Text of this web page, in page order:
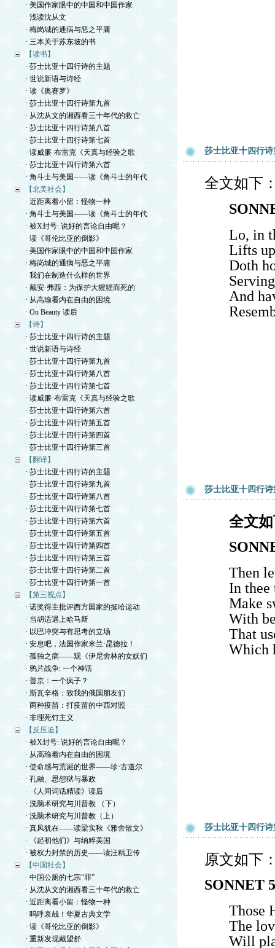
· 美国作家眼中的中国和中国作家
· 浅读沈从文
· 梅岗城的通病与恶之平庸
· 三本关于苏东坡的书
【读书】
· 莎士比亚十四行诗的主题
· 世说新语与诗经
· 读《奥赛罗》
· 莎士比亚十四行诗第九首
· 从沈从文的湘西看三十年代的救亡
· 莎士比亚十四行诗第八首
· 莎士比亚十四行诗第七首
· 读威廉·布雷克《天真与经验之歌
· 莎士比亚十四行诗第六首
· 角斗士与美国——读《角斗士的年代
【北美社会】
· 近距离看小留：怪物一种
· 角斗士与美国——读《角斗士的年代
· 被X封号: 说好的言论自由呢？
· 读《哥伦比亚的倒影》
· 美国作家眼中的中国和中国作家
· 梅岗城的通病与恶之平庸
· 我们在制造什么样的世界
· 戴安·弗西：为保护大猩猩而死的
· 从高瑜看内在自由的困境
· On Beauty 读后
【诗】
· 莎士比亚十四行诗的主题
· 世说新语与诗经
· 莎士比亚十四行诗第九首
· 莎士比亚十四行诗第八首
· 莎士比亚十四行诗第七首
· 读威廉·布雷克《天真与经验之歌
· 莎士比亚十四行诗第六首
· 莎士比亚十四行诗第五首
· 莎士比亚十四行诗第四首
· 莎士比亚十四行诗第三首
【翻译】
· 莎士比亚十四行诗的主题
· 莎士比亚十四行诗第九首
· 莎士比亚十四行诗第八首
· 莎士比亚十四行诗第七首
· 莎士比亚十四行诗第六首
· 莎士比亚十四行诗第五首
· 莎士比亚十四行诗第四首
· 莎士比亚十四行诗第三首
· 莎士比亚十四行诗第二首
· 莎士比亚十四行诗第一首
【第三视点】
· 诺奖得主批评西方国家的挺哈运动
· 当胡适遇上哈马斯
· 以巴冲突与有思考的立场
· 安息吧，法国作家米兰·昆德拉！
· 孤独之病——观《伊尼舍林的女妖们
· 鸦片战争: 一个神话
· 普京：一个疯子？
· 斯瓦辛格：致我的俄国朋友们
· 两种疫苗：打疫苗的中西对照
· 非理死钉主义
【反压迫】
· 被X封号: 说好的言论自由呢？
· 从高瑜看内在自由的困境
· 使命感与荒诞的世界——珍·古道尔
· 孔融、思想狱与暴政
· 《人间词话精读》读后
· 洗脑术研究与川普教 （下）
· 洗脑术研究与川普教（上）
· 真风犹在——读梁实秋《雅舍散文》
· 《起初他们》与纳粹美国
· 被权力封禁的历史——读汪精卫传
【中国社会】
· 中国公厕的七宗“罪”
· 从沈从文的湘西看三十年代的救亡
· 近距离看小留：怪物一种
· 呜呼哀哉！华夏古典文学
· 读《哥伦比亚的倒影》
· 重新发现戴望舒
莎士比亚十四行
全文如下
Lo, in
Lifts
Doth
And
莎士比亚十四行
全文
Then
In thee
Make
With
That
Which
莎士比亚十四行
原文如下
SONNET 5
Those
The
Will